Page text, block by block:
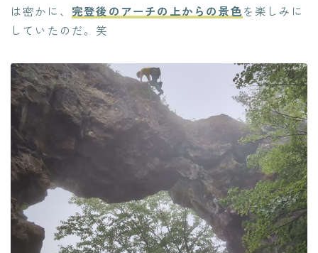
は密かに、 完登後のアーチの上からの景色を楽しみに
していたのだ。笑